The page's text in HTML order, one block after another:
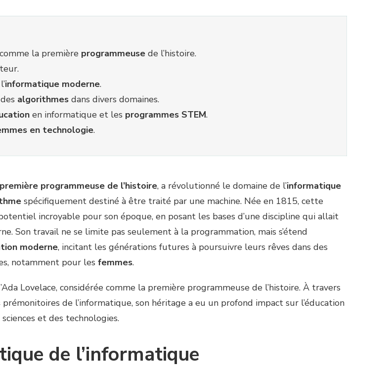
la première programmeuse de l’histoire.
informatique moderne.
algorithmes dans divers domaines.
en informatique et les programmes STEM.
en technologie.
première programmeuse de l’histoire, a révolutionné le domaine de l’informatique
spécifiquement destiné à être traité par une machine. Née en 1815, cette
incroyable pour son époque, en posant les bases d’une discipline qui allait
Son travail ne se limite pas seulement à la programmation, mais s’étend
moderne, incitant les générations futures à poursuivre leurs rêves dans des
notamment pour les femmes.
Lovelace, considérée comme la première programmeuse de l’histoire. À travers
de l’informatique, son héritage a eu un profond impact sur l’éducation
et des technologies.
de l’informatique